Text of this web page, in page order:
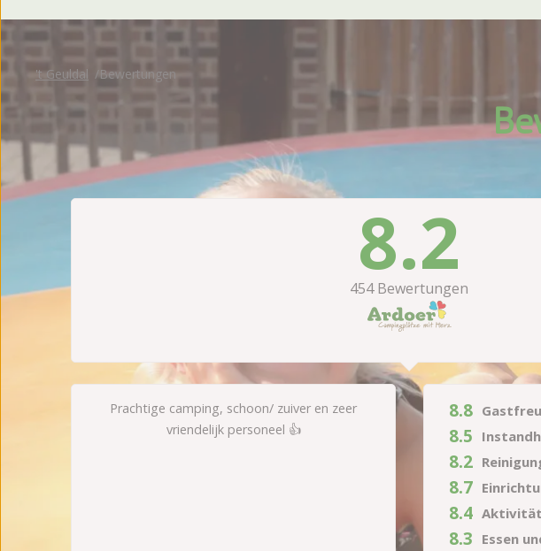
't Geuldal Bewertungen
8.2
454Bewertungen
Prachtige camping, schoon/ zuiver en zeer
vriendelijk personeel 👍
8.8
8.5
8.2
8.7
8.4
Essen
8.3